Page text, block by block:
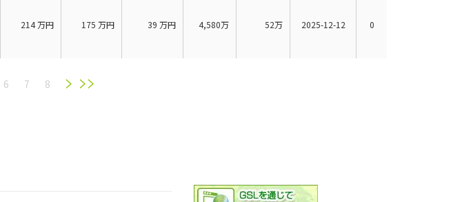
214万円 175 万円 39 万円 4,580万 52万 2025-12-12 0
6 7 8